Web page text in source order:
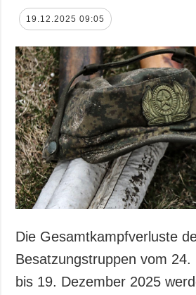
19.12.2025 09:05
Die Gesamtkampfverluste
Besatzungstruppen vom 24.
bis 19. Dezember 2025